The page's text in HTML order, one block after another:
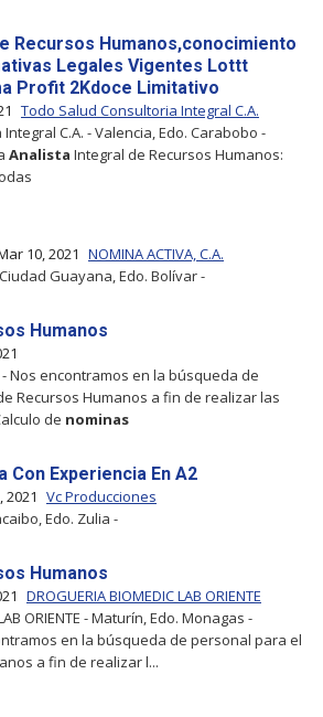
Recursos Humanos,conocimiento
Legales Vigentes Lottt
Profit 2Kdoce Limitativo
Todo Salud Consultoria Integral C.A.
C.A. - Valencia, Edo. Carabobo -
Analista Integral de Recursos Humanos:
10, 2021 NOMINA ACTIVA, C.A.
Ciudad Guayana, Edo. Bolívar -
Humanos
Nos encontramos en la búsqueda de
Recursos Humanos a fin de realizar las
de nominas
Con Experiencia En A2
2021 Vc Producciones
Edo. Zulia -
Humanos
DROGUERIA BIOMEDIC LAB ORIENTE
ORIENTE - Maturín, Edo. Monagas -
en la búsqueda de personal para el
a fin de realizar l...